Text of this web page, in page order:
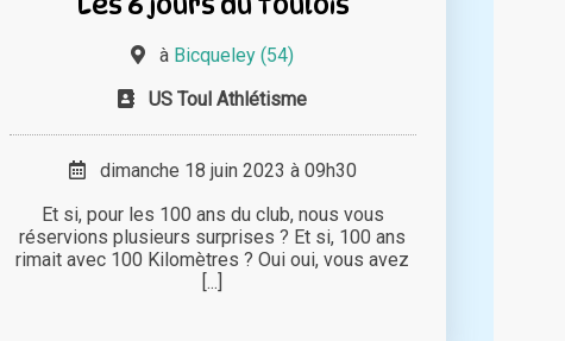
à Bicqueley (54)
US Toul Athlétisme
dimanche 18 juin 2023 à 09h30
Et si, pour les 100 ans du club, nous vous
réservions plusieurs surprises ? Et si, 100 ans
rimait avec 100 Kilomètres ? Oui oui, vous avez
[...]